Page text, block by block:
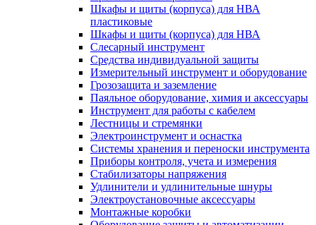
Шкафы и щиты (корпуса) для НВА
пластиковые
Шкафы и щиты (корпуса) для НВА
Слесарный инструмент
Средства индивидуальной защиты
Измерительный инструмент и оборудование
Грозозащита и заземление
Паяльное оборудование, химия и аксессуары
Инструмент для работы с кабелем
Лестницы и стремянки
Электроинструмент и оснастка
Системы хранения и переноски инструмента
Приборы контроля, учета и измерения
Стабилизаторы напряжения
Удлинители и удлинительные шнуры
Электроустановочные аксессуары
Монтажные коробки